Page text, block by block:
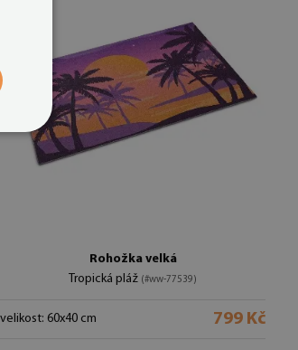
Rohožka velká
Tropická pláž (#ww-77539)
velikost: 60x40 cm 799 Kč